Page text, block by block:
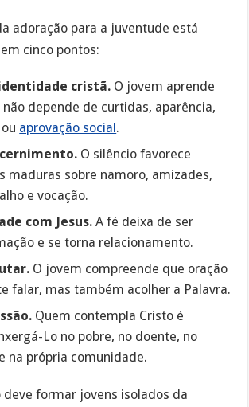
adoração para a juventude está
cinco pontos:
cristã. O jovem aprende
não depende de curtidas, aparência,
aprovação social.
O silêncio favorece
maduras sobre namoro, amizades,
e vocação.
com Jesus. A fé deixa de ser
e se torna relacionamento.
O jovem compreende que oração
falar, mas também acolher a Palavra.
Quem contempla Cristo é
Lo no pobre, no doente, no
na própria comunidade.
deve formar jovens isolados da